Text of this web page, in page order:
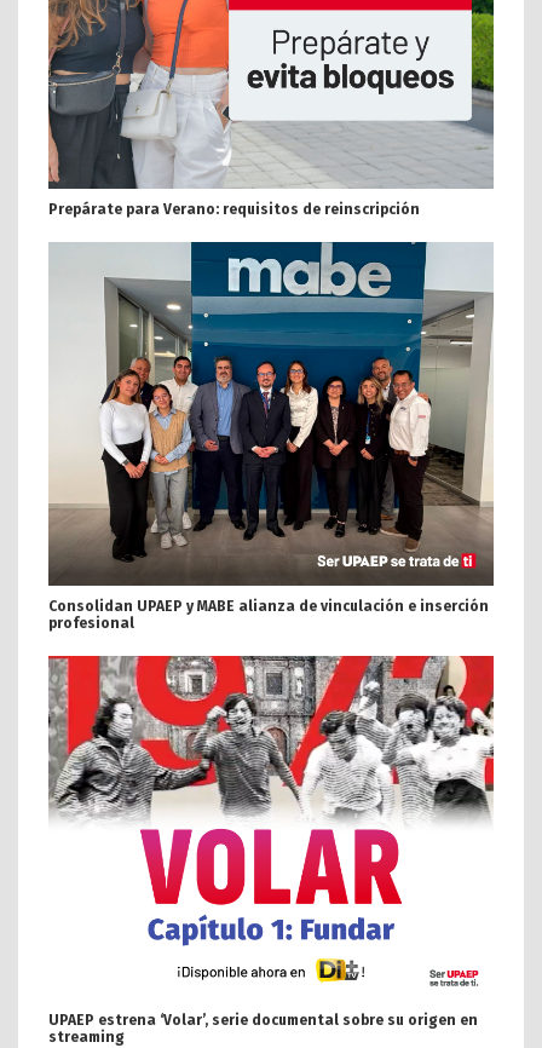
Prepárate para Verano: requisitos de reinscripción
Consolidan UPAEP y MABE alianza de vinculación e inserción
profesional
UPAEP estrena ‘Volar’, serie documental sobre su origen en
streaming